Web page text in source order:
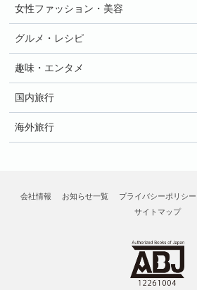
女性ファッション・美容
グルメ・レシピ
趣味・エンタメ
国内旅行
海外旅行
会社情報 お知らせ一覧 プライバシーポリシー
サイトマップ